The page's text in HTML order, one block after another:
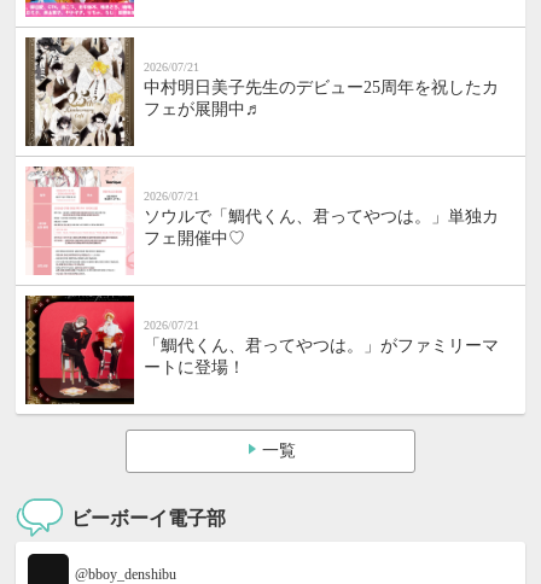
2026/07/21
中村明日美子先生のデビュー25周年を祝したカ
フェが展開中♬
2026/07/21
ソウルで「鯛代くん、君ってやつは。」単独カ
フェ開催中♡
2026/07/21
「鯛代くん、君ってやつは。」がファミリーマ
ートに登場！
一覧
ビーボーイ電子部
@bboy_denshibu